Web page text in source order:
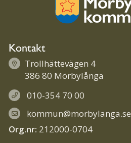
Kontakt
Trollhättevägen 4
386 80 Mörbylånga
010-354 70 00
kommun@morbylanga.se
Org.nr: 212000-0704